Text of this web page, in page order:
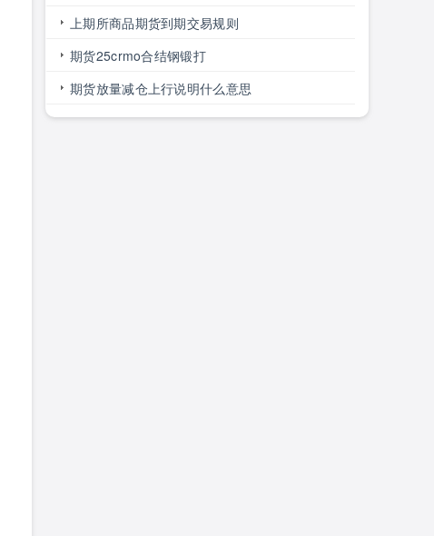
上期所商品期货到期交易规则
期货25crmo合结钢锻打
期货放量减仓上行说明什么意思